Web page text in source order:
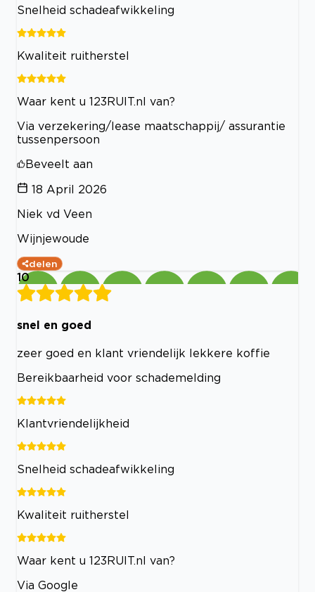
Snelheid schadeafwikkeling
Kwaliteit ruitherstel
Waar kent u 123RUIT.nl van?
Via verzekering/lease maatschappij/ assurantie
tussenpersoon
Beveelt aan
18 April 2026
Niek vd Veen
Wijnjewoude
delen
10
snel en goed
zeer goed en klant vriendelijk lekkere koffie
Bereikbaarheid voor schademelding
Klantvriendelijkheid
Snelheid schadeafwikkeling
Kwaliteit ruitherstel
Waar kent u 123RUIT.nl van?
Via Google